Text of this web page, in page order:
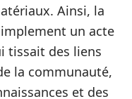
Ainsi, la
un acte
tissait des liens
la communauté,
et des